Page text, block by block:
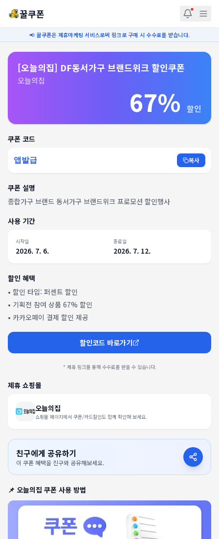
꿀쿠폰
📢 꿀쿠폰은 제휴마케팅 서비스로써 링크로 구매 시 수수료를 받습니다.
[오늘의집] DF동서가구 브랜드위크 할인쿠폰
오늘의집
67% 할인
쿠폰 코드
앱발급 복사
쿠폰 설명
종합가구 브랜드 동서가구 브랜드위크 프로모션 할인행사
사용 기간
시작일
2026. 7. 6.
종료일
2026. 7. 12.
할인 혜택
• 할인 타입: 퍼센트 할인
• 기획전 참여 상품 67% 할인
• 카카오페이 결제 할인 제공
할인코드 바로가기
* 제휴 링크를 통해 수수료를 받을 수 있습니다.
제휴 쇼핑몰
오늘의집
쇼핑몰 페이지에서 쿠폰/카드할인도 함께 확인해 보세요.
친구에게 공유하기
이 쿠폰 혜택을 친구와 공유해보세요.
📌 오늘의집 쿠폰 사용 방법